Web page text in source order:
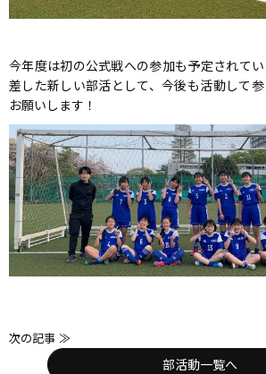
今年度は初の公式戦への参加も予定されて
差した新しい部活として、今後も活動して
お願いします！
前
次の記事 ≫
部活動一覧へ